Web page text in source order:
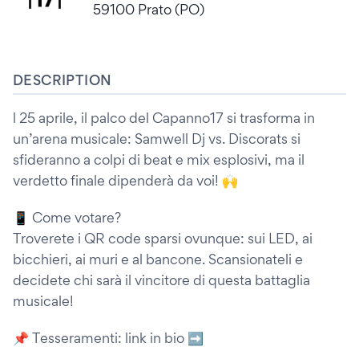
59100 Prato (PO)
DESCRIPTION
l 25 aprile, il palco del Capanno17 si trasforma in
un’arena musicale: Samwell Dj vs. Discorats si
sfideranno a colpi di beat e mix esplosivi, ma il
verdetto finale dipenderà da voi! 🙌
📱 Come votare?
Troverete i QR code sparsi ovunque: sui LED, ai
bicchieri, ai muri e al bancone. Scansionateli e
decidete chi sarà il vincitore di questa battaglia
musicale!
📌 Tesseramenti: link in bio ➡️